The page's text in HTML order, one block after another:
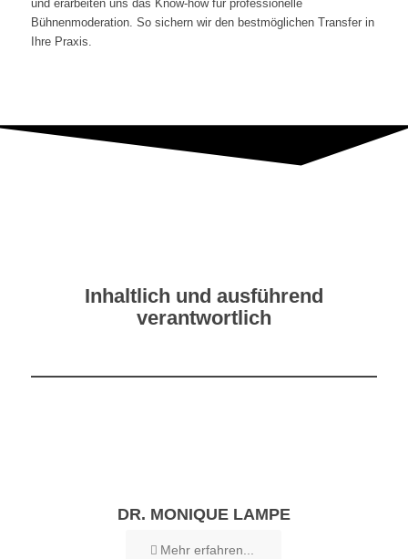
und erarbeiten uns das Know-how für professionelle
Bühnenmoderation. So sichern wir den bestmöglichen Transfer in
Ihre Praxis.
Inhaltlich und ausführend
verantwortlich
DR. MONIQUE LAMPE
Mehr erfahren...